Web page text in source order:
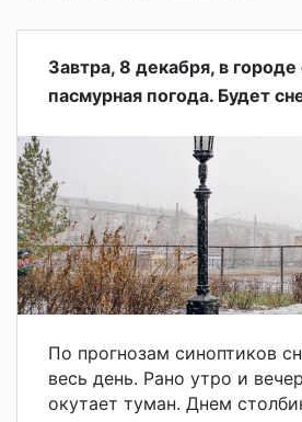
Завтра, 8 декабря, в
пасмурная погода. Будет
По прогнозам синоптиков
весь день. Рано утро и
окутает туман. Днем